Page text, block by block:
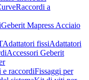
Raccordi a
Geberit Mapress Acciaio
Adattatori fissiAdattatori
Accessori Geberit
e raccordiFissaggi per